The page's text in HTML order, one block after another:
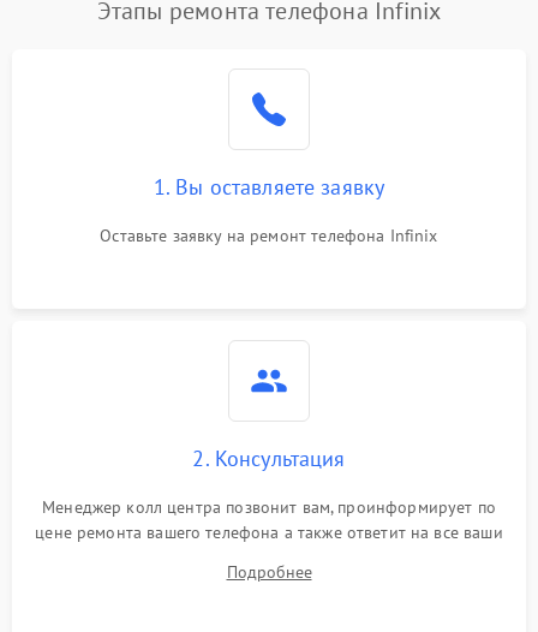
Этапы ремонта телефона Infinix
1. Вы оставляете заявку
Оставьте заявку на ремонт телефона Infinix
2. Консультация
Менеджер колл центра позвонит вам, проинформирует по
цене ремонта вашего телефона а также ответит на все ваши
Подробнее